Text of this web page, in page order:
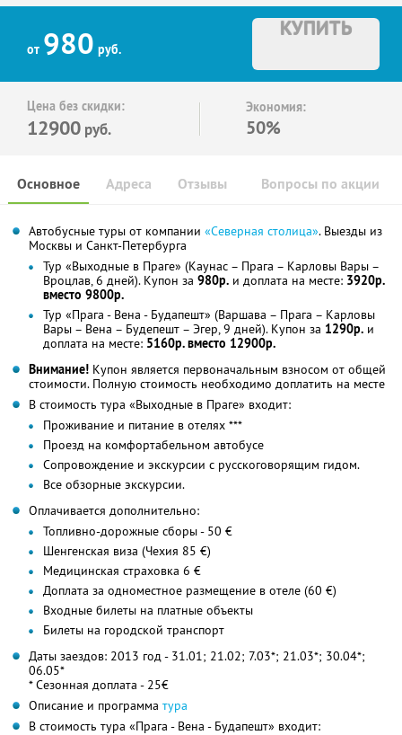
от 980 руб.
КУПИТЬ
Цена без скидки:
12900 руб.
Экономия:
50%
Основное Отзывы Вопросы по акции
Адреса
Автобусные туры от компании «Северная столица». Выезды из
Москвы и Санкт-Петербурга
Тур «Выходные в Праге» (Каунас – Прага – Карловы Вары –
Вроцлав, 6 дней). Купон за 980р. и доплата на месте: 3920р.
вместо 9800р.
Тур «Прага - Вена - Будапешт» (Варшава – Прага – Карловы
Вары – Вена – Будепешт – Эгер, 9 дней). Купон за 1290р. и
доплата на месте: 5160р. вместо 12900р.
Внимание! Купон является первоначальным взносом от общей
стоимости. Полную стоимость необходимо доплатить на месте
В стоимость тура «Выходные в Праге» входит:
Проживание и питание в отелях ***
Проезд на комфортабельном автобусе
Сопровождение и экскурсии с русскоговорящим гидом.
Все обзорные экскурсии.
Оплачивается дополнительно:
Топливно-дорожные сборы - 50 €
Шенгенская виза (Чехия 85 €)
Медицинская страховка 6 €
Доплата за одноместное размещение в отеле (60 €)
Входные билеты на платные объекты
Билеты на городской транспорт
Даты заездов: 2013 год - 31.01; 21.02; 7.03*; 21.03*; 30.04*;
06.05*
* Сезонная доплата - 25€
Описание и программа тура
В стоимость тура «Прага - Вена - Будапешт» входит: